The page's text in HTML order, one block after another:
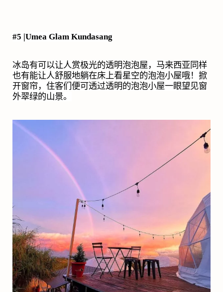
#5 |Umea Glam Kundasang
冰岛有可以让人赏极光的透明泡泡屋，马来西亚同样
也有能让人舒服地躺在床上看星空的泡泡小屋哦！掀
开窗帘，住客们便可透过透明的泡泡小屋一眼望见窗
外翠绿的山景。